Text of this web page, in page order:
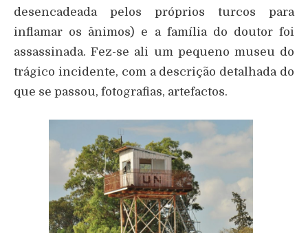
desencadeada pelos próprios turcos para
inflamar os ânimos) e a família do doutor foi
assassinada. Fez-se ali um pequeno museu do
trágico incidente, com a descrição detalhada do
que se passou, fotografias, artefactos.